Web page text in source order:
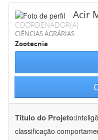
Acir
COORDENADOR(A)
CIÊNCIAS AGRÁRIAS
Zootecnia
Título do Projeto:
classificação